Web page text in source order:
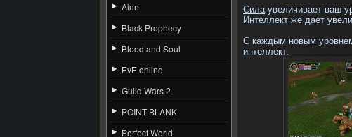
Aion
Black Prophecy
Blood and Soul
EvE online
Guild Wars 2
POINT BLANK
Perfect World
Сила увеличивает ваш
Интеллект же дает
С каждым новым
интеллект.